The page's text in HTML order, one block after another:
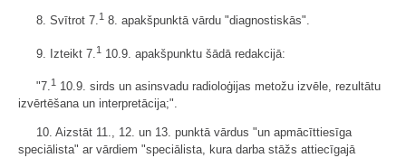
8. Svītrot 7.1 8. apakšpunktā vārdu "diagnostiskās".
9. Izteikt 7. 1 10.9. apakšpunktu šādā redakcijā:
"7.1 10.9. sirds un asinsvadu radioloģijas metožu izvēle, rezultātu
izvērtēšana un interpretācija;".
10. Aizstāt 11., 12. un 13. punktā vārdus "un apmācīttiesīga
speciālista" ar vārdiem "speciālista, kura darba stāžs attiecīgajā